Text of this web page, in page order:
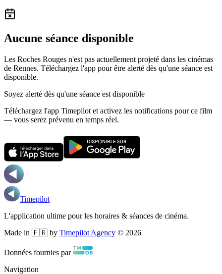
Aucune séance disponible
Les Roches Rouges n'est pas actuellement projeté dans les cinémas
de Rennes. Téléchargez l'app pour être alerté dès qu'une séance est
disponible.
Soyez alerté dès qu'une séance est disponible
Téléchargez l'app Timepilot et activez les notifications pour ce film
— vous serez prévenu en temps réel.
Timepilot
L'application ultime pour les horaires & séances de cinéma.
Made in 🇫🇷 by Timepilot Agency © 2026
Données fournies par
Navigation